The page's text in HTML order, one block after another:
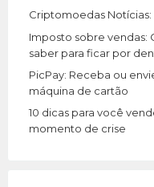
Criptomoedas
Imposto sobre vendas:
saber para ficar por
PicPay: Receba ou
máquina de cartão
10 dicas para você
momento de crise